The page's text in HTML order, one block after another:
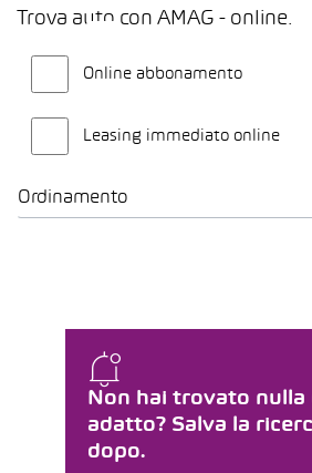
Trova auto con AMAG - online.
Online abbonamento
Leasing immediato online
Ordinamento
Non hai trovato nulla
adatto? Salva la
dopo.